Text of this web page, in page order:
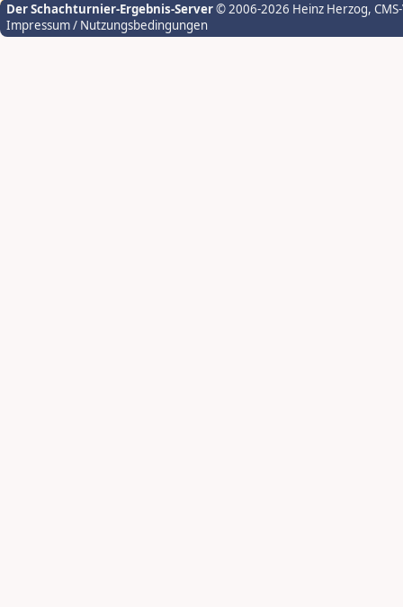
Der Schachturnier-Ergebnis-Server© 2006-2026 Heinz Herzog,
Impressum / Nutzungsbedingungen